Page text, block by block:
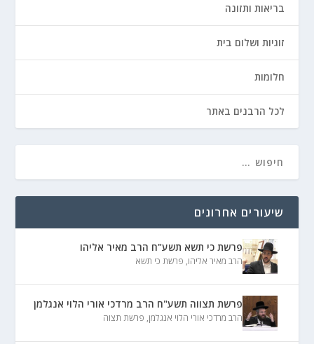
בריאות ותזונה
זוגיות ושלום בית
חלומות
לכל הרבנים באתר
שיעורים אחרונים
פרשת כי תשא תשע"ח הרב מאיר אליהו
הרב מאיר אליהו, פרשת כי תשא
פרשת תצווה תשע"ח הרב מרדכי אורי הלוי אנגלמן
הרב מרדכי אורי הלוי אנגלמן, פרשת תצוה